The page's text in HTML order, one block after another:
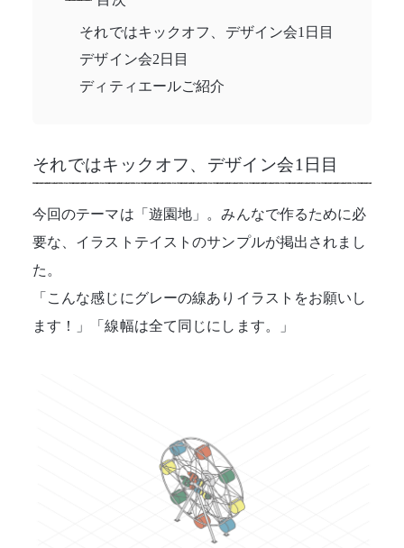
それではキックオフ、デザイン会1日目
デザイン会2日目
ディティエールご紹介
それではキックオフ、デザイン会1日目
今回のテーマは「遊園地」。みんなで作るために必
要な、イラストテイストのサンプルが掲出されまし
た。
「こんな感じにグレーの線ありイラストをお願いし
ます！」「線幅は全て同じにします。」